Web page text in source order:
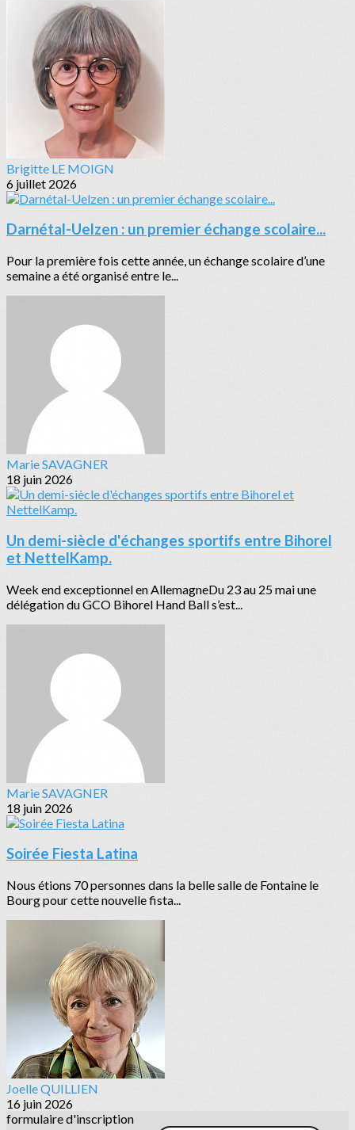
Brigitte LE MOIGN
6 juillet 2026
Darnétal-Uelzen : un premier échange scolaire...
Pour la première fois cette année, un échange scolaire d’une
semaine a été organisé entre le...
Marie SAVAGNER
18 juin 2026
Un demi-siècle d'échanges sportifs entre Bihorel
et NettelKamp.
Week end exceptionnel en AllemagneDu 23 au 25 mai une
délégation du GCO Bihorel Hand Ball s’est...
Marie SAVAGNER
18 juin 2026
Soirée Fiesta Latina
Nous étions 70 personnes dans la belle salle de Fontaine le
Bourg pour cette nouvelle fista...
Joelle QUILLIEN
16 juin 2026
formulaire d'inscription